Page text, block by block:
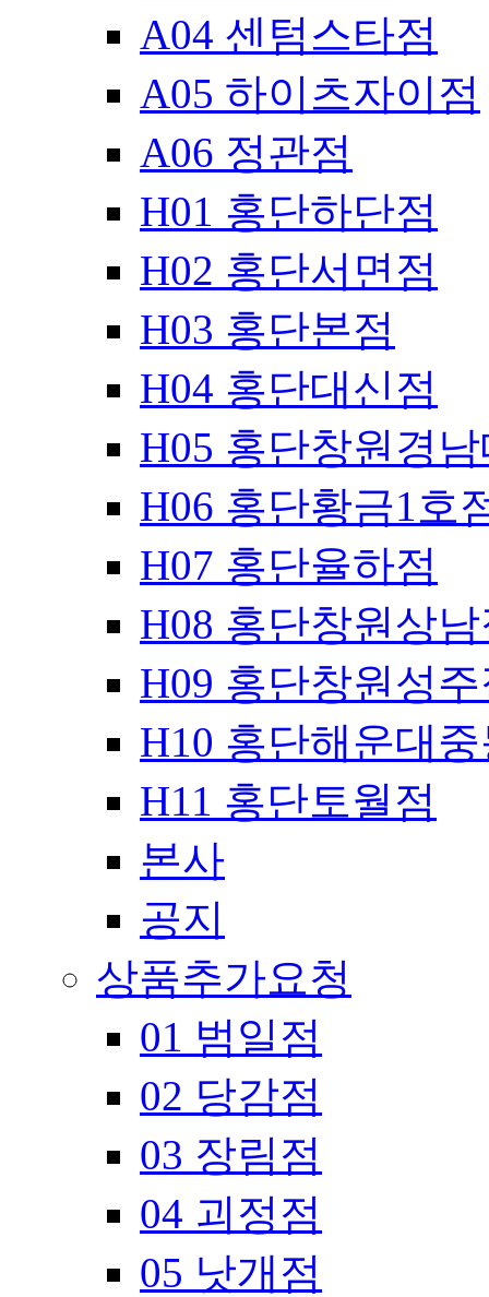
A04 센텀스타점
A05 하이츠자이점
A06 정관점
H01 홍단하단점
H02 홍단서면점
H03 홍단본점
H04 홍단대신점
H05 홍단창원경
H06 홍단황금1호
H07 홍단율하점
H08 홍단창원상
H09 홍단창원성
H10 홍단해운대
H11 홍단토월점
본사
공지
상품추가요청
01 범일점
02 당감점
03 장림점
04 괴정점
05 낫개점